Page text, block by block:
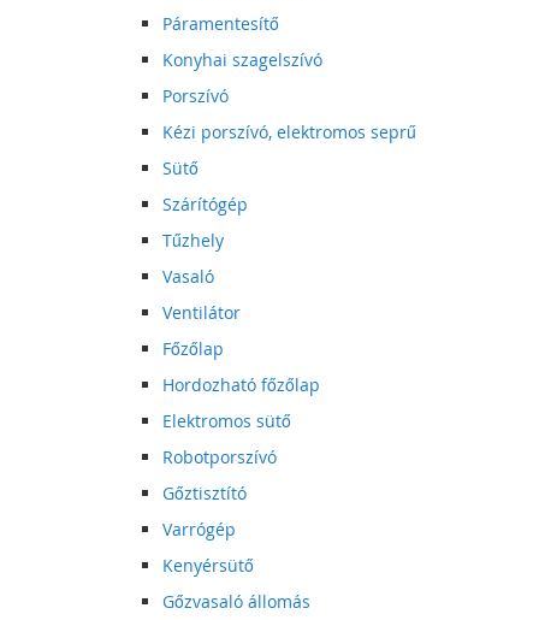
Páramentesítő
Konyhai szagelszívó
Porszívó
Kézi porszívó, elektromos seprű
Sütő
Szárítógép
Tűzhely
Vasaló
Ventilátor
Főzőlap
Hordozható főzőlap
Elektromos sütő
Robotporszívó
Gőztisztító
Varrógép
Kenyérsütő
Gőzvasaló állomás